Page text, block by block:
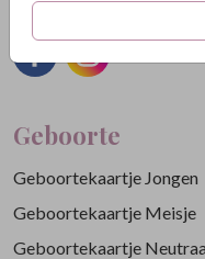
Geboorte
Geboortekaartje Jongen
Geboortekaartje Meisje
Geboortekaartje